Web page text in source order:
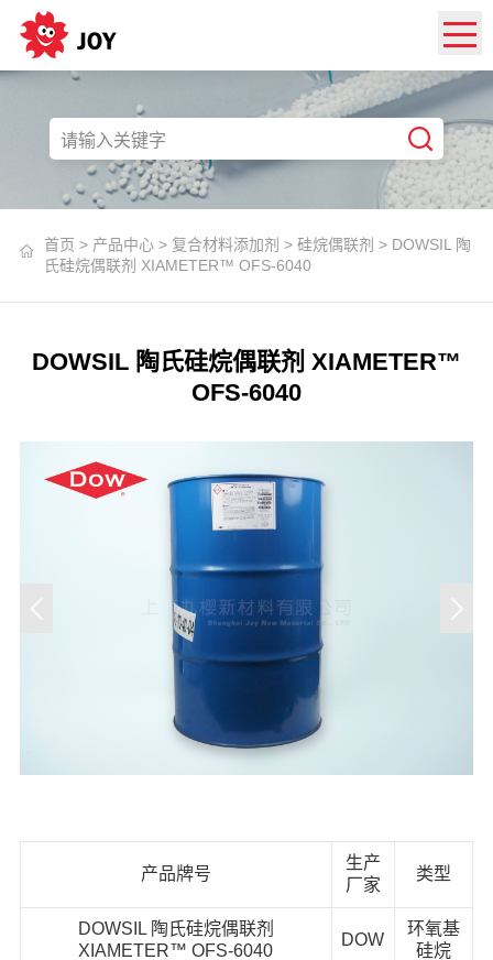
首页 > 产品中心> 复合材料添加剂 > 硅烷偶联剂 > DOWSIL 陶
氏硅烷偶联剂 XIAMETER™ OFS-6040
DOWSIL 陶氏硅烷偶联剂 XIAMETER™
OFS-6040
产品牌号
生产
厂家
类型
DOWSIL 陶氏硅烷偶联剂
XIAMETER™ OFS-6040
DOW
环氧基
硅烷